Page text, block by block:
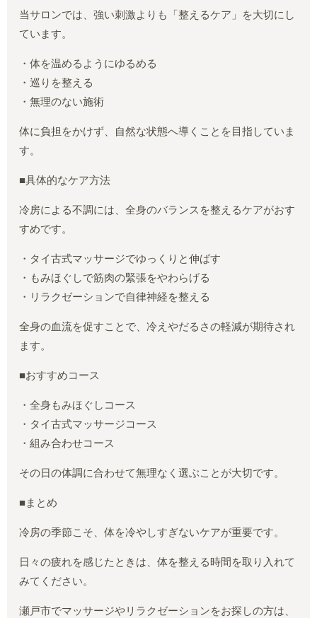
当サロンでは、強い刺激よりも「整えるケア」を大切にし
ています。
・体を温めるようにゆるめる
・巡りを整える
・無理のない施術
体に負担をかけず、自然な状態へ導くことを目指していま
す。
■具体的なケア方法
冷房による不調には、全身のバランスを整えるケアがおす
すめです。
・タイ古式マッサージでゆっくりと伸ばす
・もみほぐしで筋肉の緊張をやわらげる
・リラクゼーションで自律神経を整える
全身の血流を促すことで、冷えやだるさの軽減が期待され
ます。
■おすすめコース
・全身もみほぐしコース
・タイ古式マッサージコース
・組み合わせコース
その日の体調に合わせて無理なく選ぶことが大切です。
■まとめ
冷房の季節こそ、体を冷やしすぎないケアが重要です。
日々の疲れを感じたときは、体を整える時間を取り入れて
みてください。
瀬戸市でマッサージやリラクゼーションをお探しの方は、